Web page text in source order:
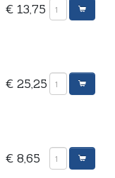
€ 13,75
€ 25,25
€ 8,65